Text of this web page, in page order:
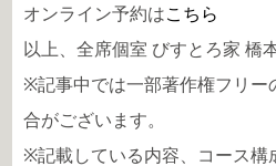
オンライン予約はこちら
以上、全席個室 びすとろ家 橋
※記事中では一部著作権フリー
合がございます。
※記載している内容、コース構